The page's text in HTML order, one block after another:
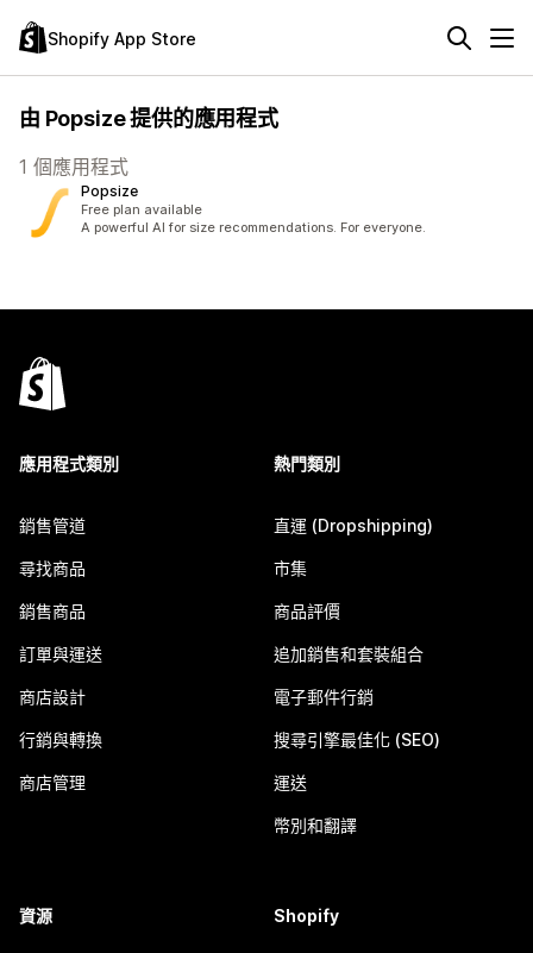
Shopify App Store
由 Popsize 提供的應用程式
1 個應用程式
Popsize
Free plan available
A powerful AI for size recommendations. For everyone.
應用程式類別
銷售管道
尋找商品
銷售商品
訂單與運送
商店設計
行銷與轉換
商店管理
熱門類別
直運 (Dropshipping)
市集
商品評價
追加銷售和套裝組合
電子郵件行銷
搜尋引擎最佳化 (SEO)
運送
幣別和翻譯
資源 Shopify